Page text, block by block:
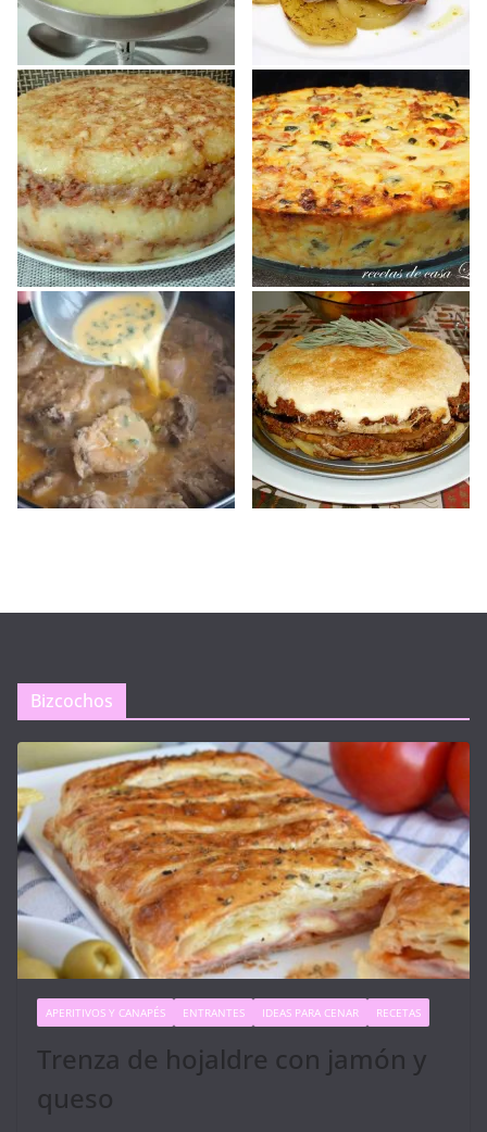
Bizcochos
APERITIVOS Y CANAPÉS ENTRANTES IDEAS PARA CENAR RECETAS
Trenza de hojaldre con jamón y
queso